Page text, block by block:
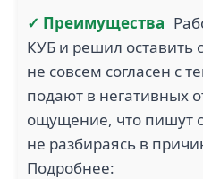
✓ Преимущества
КУБ и решил оставить
не совсем согласен с
подают в негативных
ощущение, что пишут
не разбираясь в
Подробнее: